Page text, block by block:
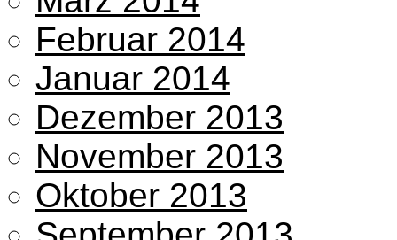
Februar 2014
Januar 2014
Dezember 2013
November 2013
Oktober 2013